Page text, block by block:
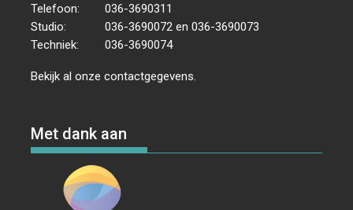
Telefoon:
036-3690311
Studio:
036-3690072 en 036-3690073
Techniek:
036-3690074
Bekijk al onzecontactgegevens
Met dank aan